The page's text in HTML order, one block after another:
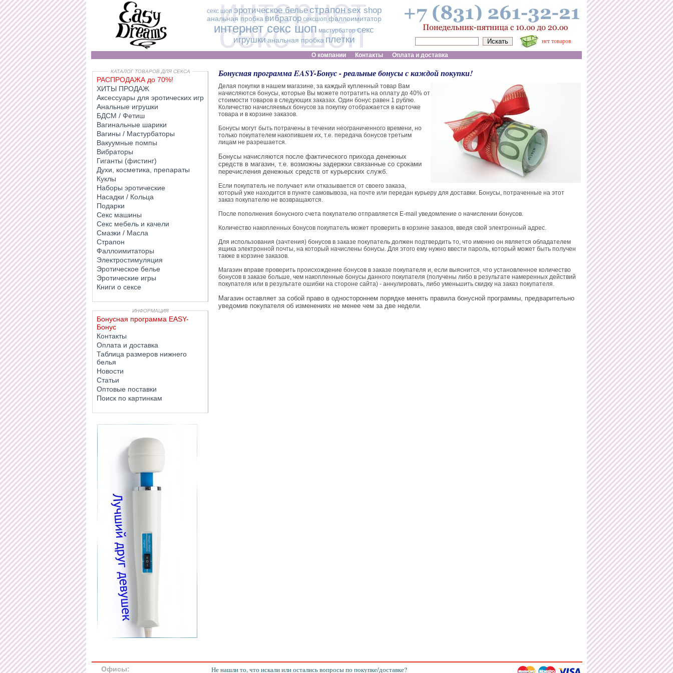
интернет
секс шоп
секс шоп эротическое бельестрапон sex shop
анальная пробка вибратор сексшоп фаллоимитатор
интернет секс шоп мастурбатор секс
игрушки анальная пробка плетки
нет товаров
О компании
Контакты Оплата и доставка
КАТАЛОГ ТОВАРОВ ДЛЯ СЕКСА
РАСПРОДАЖА до 70%!
ХИТЫ ПРОДАЖ
Аксессуары для эротических игр
Анальные игрушки
БДСМ / Фетиш
Вагинальные шарики
Вагины / Мастурбаторы
Вакуумные помпы
Вибраторы
Гиганты (фистинг)
Духи, косметика, препараты
Куклы
Наборы эротические
Насадки / Кольца
Подарки
Секс машины
Секс мебель и качели
Смазки / Масла
Страпон
Фаллоимитаторы
Электростимуляция
Эротическое белье
Эротические игры
Книги о сексе
ИНФОРМАЦИЯ
Бонусная программа EASY-
Бонус
Контакты
Оплата и доставка
Таблица размеров нижнего
белья
Новости
Статьи
Оптовые поставки
Поиск по картинкам
Бонусная программа EASY-Бонус - реальные бонусы с каждой покупки!
Делая покупки в нашем магазине, за каждый купленный товар Вам
начисляются бонусы, которые Вы можете потратить на оплату до 40% от
стоимости товаров в следующих заказах. Один бонус равен 1 рублю.
Количество начисляемых бонусов за покупку отображается в карточке
товара и в корзине заказов.
Бонусы могут быть потрачены в течении неограниченного времени, но
только покупателем накопившем их, т.е. передача бонусов третьим
лицам не разрешается.
Бонусы начисляются после фактического прихода денежных
средств в магазин, т.е. возможны задержки связанные со сроками
перечисления денежных средств от курьерских служб.
Если покупатель не получает или отказывается от своего заказа,
который уже находится в пункте самовывоза, на почте или передан курьеру для доставки. Бонусы, потраченные на этот
заказ покупателю не возвращаются.
После пополнения бонусного счета покупателю отправляется E-mail уведомление о начислении бонусов.
Количество накопленных бонусов покупатель может проверить в корзине заказов, введя свой электронный адрес.
Для использования (зачтения) бонусов в заказе покупатель должен подтвердить то, что именно он является обладателем
ящика электронной почты, на который начислены бонусы. Для этого ему нужно ввести пароль, который может быть получен
также в корзине заказов.
Магазин вправе проверить происхождение бонусов в заказе покупателя и, если выяснится, что установленное количество
бонусов в заказе больше, чем накопленные бонусы данного покупателя (получены либо в результате намеренных действий
покупателя или в результате ошибки на стороне сайта) - аннулировать, либо уменьшить скидку на заказ покупателя.
Магазин оставляет за собой право в одностороннем порядке менять правила бонусной программы, предварительно
уведомив покупателя об изменениях не менее чем за две недели.
Офисы: Не нашли то, что искали или остались вопросы по покупке/доставке?